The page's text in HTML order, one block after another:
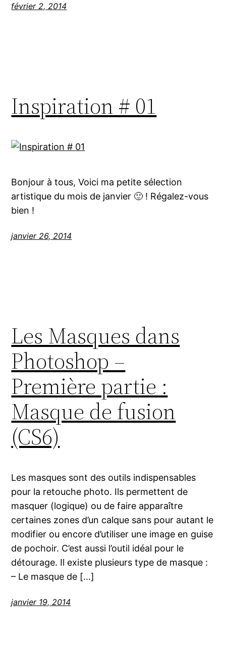
février 2, 2014
Inspiration # 01
Bonjour à tous, Voici ma petite sélection
artistique du mois de janvier 🙂 ! Régalez-vous
bien !
janvier 26, 2014
Les Masques dans
Photoshop –
Première partie :
Masque de fusion
(CS6)
Les masques sont des outils indispensables
pour la retouche photo. Ils permettent de
masquer (logique) ou de faire apparaître
certaines zones d’un calque sans pour autant le
modifier ou encore d’utiliser une image en guise
de pochoir. C’est aussi l’outil idéal pour le
détourage. Il existe plusieurs type de masque :
– Le masque de […]
janvier 19, 2014